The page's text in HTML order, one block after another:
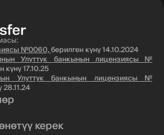
№0060,берилген күнү 14.10.2024
Улуттук банкынын лицензиясы №
күнү 17.10.25
Улуттук банкынын лицензиясы №
28.11.24
керек